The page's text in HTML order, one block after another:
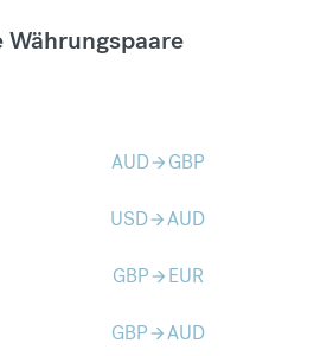
Währungspaare
AUDarrow_forward GBP
USDarrow_forwardAUD
GBParrow_forward EUR
GBParrow_forwardAUD